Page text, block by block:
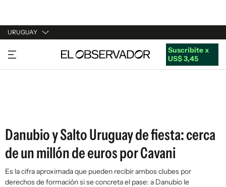
URUGUAY
URUGUAY
ARGENTINA
Suscribite x
US$ 3,45
Danubio y Salto Uruguay de fiesta: cerca
de un millón de euros por Cavani
Es la cifra aproximada que pueden recibir ambos clubes por
derechos de formación si se concreta el pase: a Danubio le